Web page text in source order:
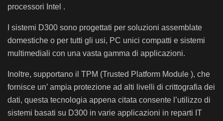
processori Intel .
I sistemi D300 sono progettati per soluzioni assemblate
domestiche o per tutti gli usi, PC unici compatti e sistemi
multimediali con una vasta gamma di applicazioni.
Inoltre, supportano il TPM (Trusted Platform Module ), che
fornisce un’ ampia protezione ad alti livelli di crittografia dei
dati, questa tecnologia appena citata consente l’utilizzo di
sistemi basati su D300 in varie applicazioni in reparti IT